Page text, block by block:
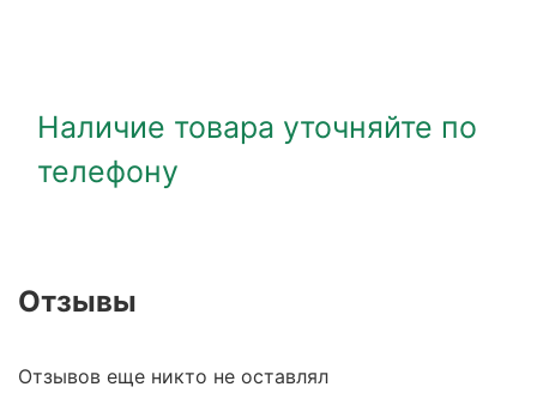
Наличие товара уточняйте по
телефону
Отзывы
Отзывов еще никто не оставлял